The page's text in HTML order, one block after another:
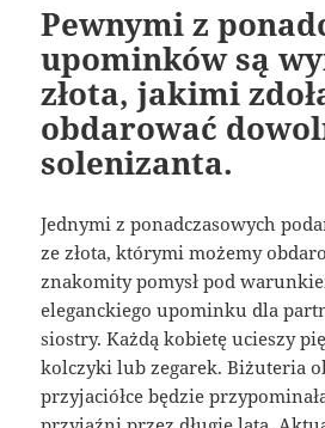
Pewnymi z
upominków są
złota, jakimi
obdarować
solenizanta.
Jednymi z ponadczasowych
ze złota, którymi możemy
znakomity pomysł pod
eleganckiego upominku dla
siostry. Każdą kobietę ucieszy
kolczyki lub zegarek. Biżuteria
przyjaciółce będzie